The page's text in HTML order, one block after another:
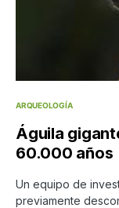
ARQUEOLOGÍA
Águila
60.000 años
Un equipo de
previamente